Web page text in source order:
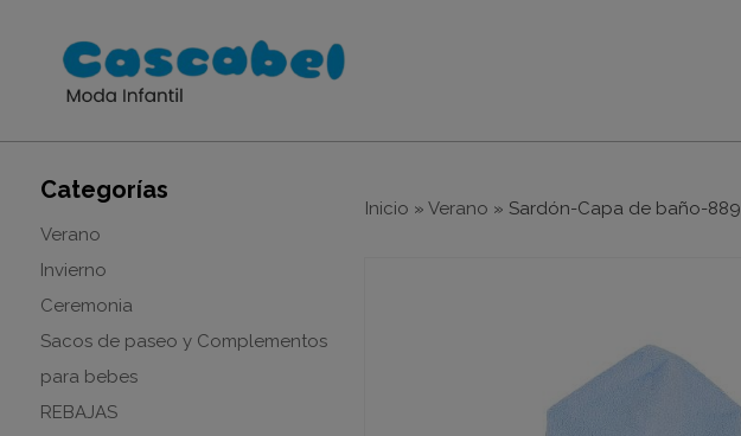
Categorías
Verano
Invierno
Ceremonia
Sacos de paseo y Complementos
para bebes
REBAJAS
Inicio » Verano » Sardón-Capa de baño-889